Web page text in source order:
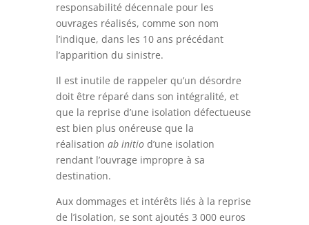
responsabilité décennale pour les
ouvrages réalisés, comme son nom
l’indique, dans les 10 ans précédant
l’apparition du sinistre.
Il est inutile de rappeler qu’un désordre
doit être réparé dans son intégralité, et
que la reprise d’une isolation défectueuse
est bien plus onéreuse que la
réalisation ab initiod’une isolation
rendant l’ouvrage impropre à sa
destination.
Aux dommages et intérêts liés à la reprise
de l’isolation, se sont ajoutés 3 000 euros